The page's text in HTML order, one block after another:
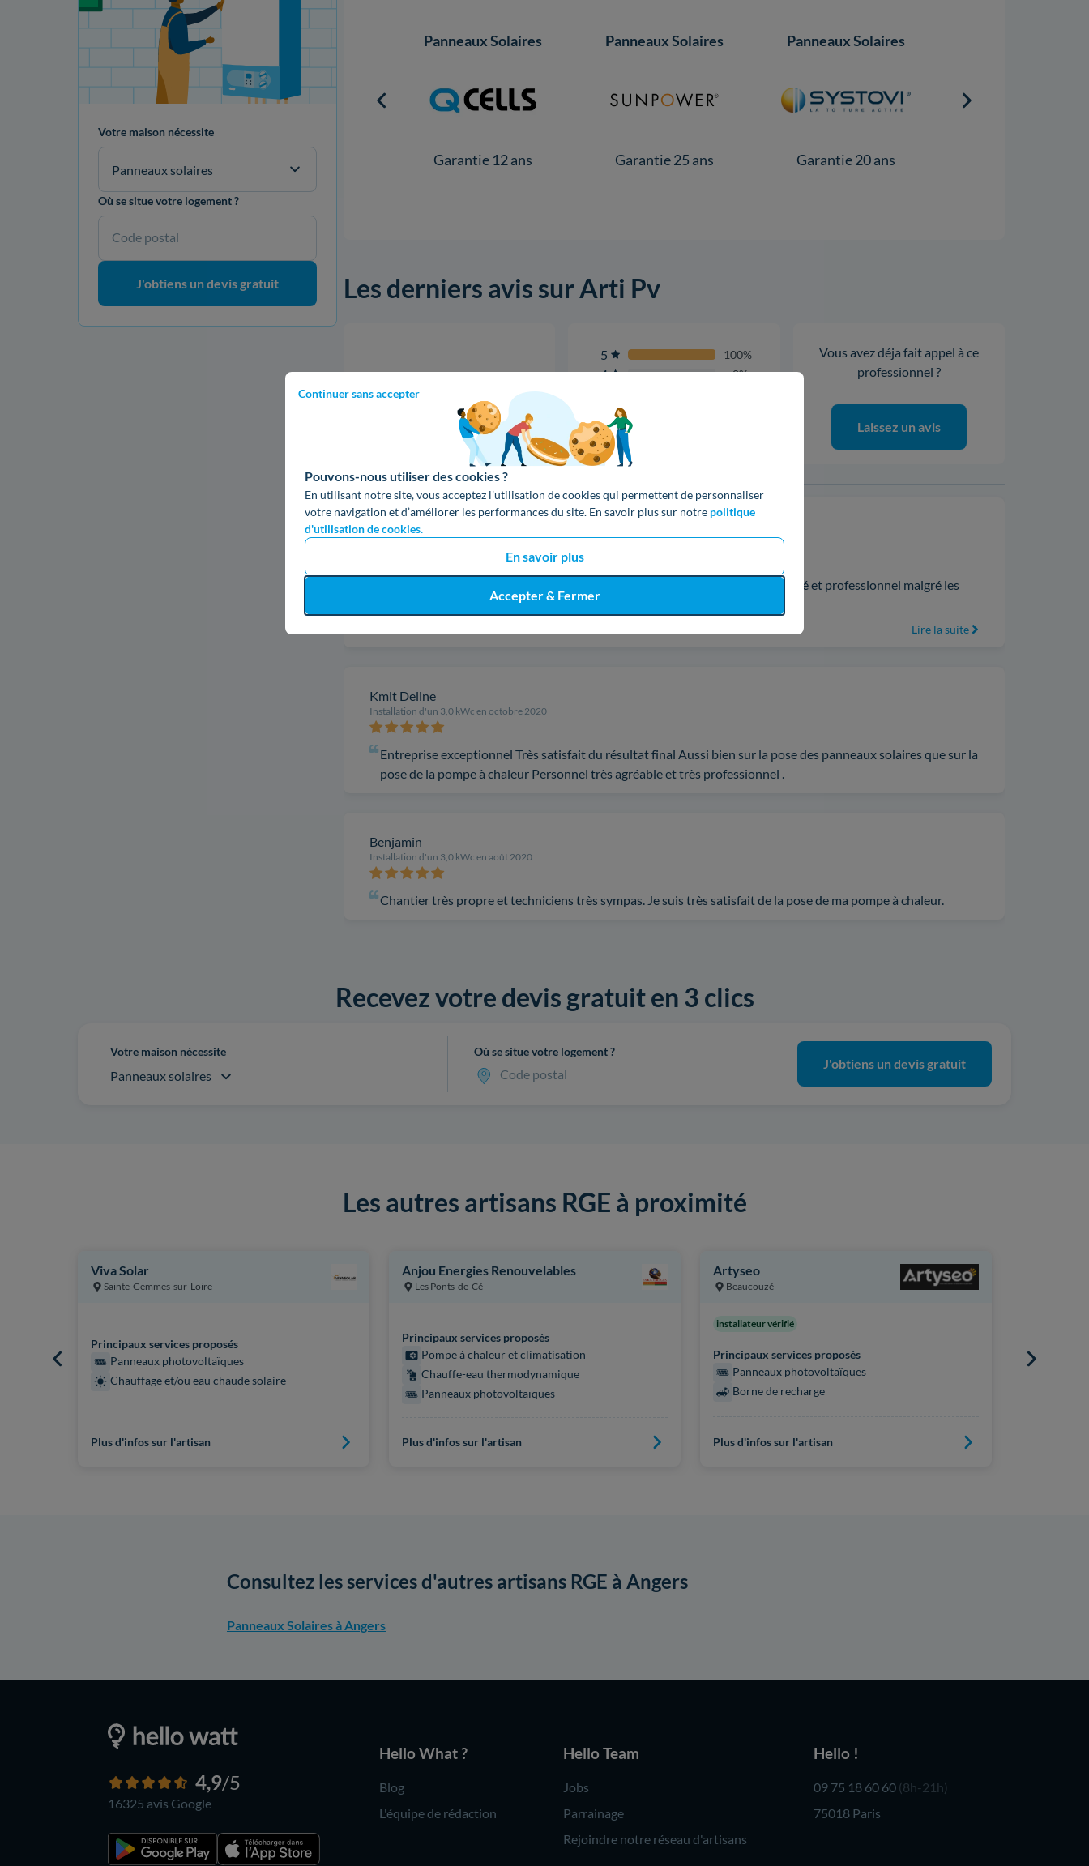
Continuer sans accepter
Pouvons-nous utiliser des cookies ?
En utilisant notre site, vous acceptez l’utilisation de cookies qui permettent de personnaliser
votre navigation et d’améliorer les performances du site. En savoir plus sur notre politique
d'utilisation de cookies.
En savoir plus
Accepter & Fermer
Votre maison nécessite
Panneaux solaires
Où se situe votre logement ?
Code postal
J'obtiens un devis gratuit
Panneaux Solaires
Garantie 12 ans
Panneaux Solaires
Garantie 25 ans
Panneaux Solaires
Garantie 20 ans
Les derniers avis sur Arti Pv
5,0
5 100%
4 0%
1
Vous avez déja fait appel à ce
professionnel ?
Laissez un avis
David
Installation d'un 3,0 kWc en décembre 2020
Entreprise de bon conseil qui a été a l'écoute de nos besoins. Travail de qualité et professionnel malgré les
contraintes techniques de l existant. Pleinement satisfait. Entreprise a .
Lire la suite
Kmlt Deline
Installation d'un 3,0 kWc en octobre 2020
Entreprise exceptionnel Très satisfait du résultat final Aussi bien sur la pose des panneaux solaires que sur la
pose de la pompe à chaleur Personnel très agréable et très professionnel .
Benjamin
Installation d'un 3,0 kWc en août 2020
Chantier très propre et techniciens très sympas. Je suis très satisfait de la pose de ma pompe à chaleur.
Recevez votre devis gratuit en 3 clics
Votre maison nécessite
Panneaux solaires
Où se situe votre logement ?
Code postal
J'obtiens un devis gratuit
Les autres artisans RGE à proximité
Viva Solar
Sainte-Gemmes-sur-Loire
Principaux services proposés
Panneaux photovoltaïques
Chauffage et/ou eau chaude solaire
Plus d'infos sur l'artisan
Anjou Energies Renouvelables
Les Ponts-de-Cé
Principaux services proposés
Pompe à chaleur et climatisation
Chauffe-eau thermodynamique
Panneaux photovoltaïques
Plus d'infos sur l'artisan
Artyseo
Beaucouzé
installateur vérifié
Principaux services proposés
Panneaux photovoltaïques
Borne de recharge
Plus d'infos sur l'artisan
Principaux
Consultez les services d'autres artisans RGE à Angers
Panneaux Solaires à Angers
4,9/5
16325 avis Google
Hello What ?
Blog
L'équipe de rédaction
Hello Team
Jobs
Parrainage
Rejoindre notre réseau d'artisans
Hello !
09 75 18 60 60 (8h-21h)
75018 Paris